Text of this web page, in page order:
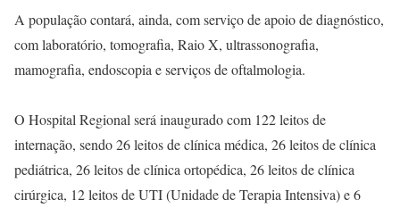
A população contará, ainda, com serviço de apoio de diagnóstico,
com laboratório, tomografia, Raio X, ultrassonografia,
mamografia, endoscopia e serviços de oftalmologia.
O Hospital Regional será inaugurado com 122 leitos de
internação, sendo 26 leitos de clínica médica, 26 leitos de clínica
pediátrica, 26 leitos de clínica ortopédica, 26 leitos de clínica
cirúrgica, 12 leitos de UTI (Unidade de Terapia Intensiva) e 6